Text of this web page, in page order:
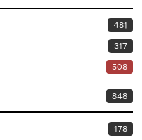
481
317
508
848
178